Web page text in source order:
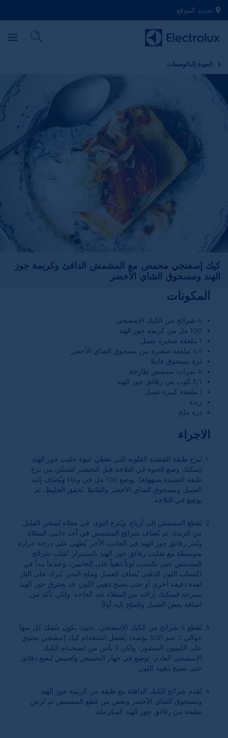
تحديد الموقع
العودة إلىالوصفات
كيك إسفنجي محمص مع المشمش الدافئ وكريمة جوز
الهند ومسحوق الشاي الأخضر
المكونات
4 شرائح من الكيك الإسفنجي
100 مل من كريمة جوز الهند
1 ملعقة صغيرة عسل
4/1 ملعقة صغيرة من مسحوق الشاي الأخضر
ذرة مسحوق فانيلا
4 ثمرات مشمش طازجة
3/1 كوب من رقائق جوز الهند
1 ملعقة كبيرة عسل
زبدة
ذرة ملح
الاجراء
تُنزع طبقة القشدة العلوية التي تغطي عبوة حليب جوز الهند
(يمكنك وضع العبوة في الثلاجة قبل التحضير لتتمكن من نزع
طبقة القشدة بسهولة). يوضع 100 مل في وعاء ويُضاف إليه
العسل ومسحوق الشاي الأخضر والفانيلا. يُخفق الخليط، ثم
يوضع في الثلاجة.
يُقطع المشمش إلى أرباع. ويُنزع النوى. في مقلاة يُسخن القليل
من الزبدة، ثم تُضاف شرائح المشمش في أحد جانبي المقلاة
وتُنثر رقائق جوز الهند في الجانب الآخر. يُطهى على درجة حرارة
متوسطة مع تقليب رقائق جوز الهند باستمرار. تُقلب شرائح
المشمش حتى تكتسب لوناً ذهبياً على الجانبين، وعندما يبدأ في
اكتساب اللون الذهبي يُضاف العسل وملح البحر. يُترك على النار
لمدة دقيقة أخرى أو حتى يصبح ذهبي اللون. قد يحترق جوز الهند
بسرعة فيمكنك إزالته من المقلاة عند الحاجة. ولكن تأكد من
إضافة بعض العسل والملح إليه أولاً.
تُقطع 4 شرائح من الكيك الإسفنجي، بحيث يكون سُمك كل منها
حوالي 2 سم (3/2 بوصة). يُفضل استخدام كيك إسفنجي يحتوي
على الليمون المبشور، ولكن لا بأس من استخدام الكيك
الإسفنجي العادي. توضع في جهاز التحميص وتُحمص لبضع دقائق
حتى تصبح ذهبية اللون.
تُقدم شرائح الكيك الدافئة مع طبقة من كريمة جوز الهند
ومسحوق الشاي الأخضر وبعض من قطع المشمش ثم تُرش
بطبقة من رقائق جوز الهند المكرملة.